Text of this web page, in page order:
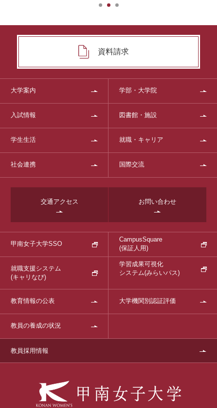
資料請求
大学案内 学部・大学院
入試情報 図書館・施設
学生生活 就職・キャリア
社会連携 国際交流
交通アクセス お問い合わせ
甲南女子大学SSO
CampusSquare
(保証人用)
就職支援システム
(キャリなび)
学習成果可視化
システム(みらいパス)
教育情報の公表 大学機関別認証評価
教員の養成の状況
教員採用情報